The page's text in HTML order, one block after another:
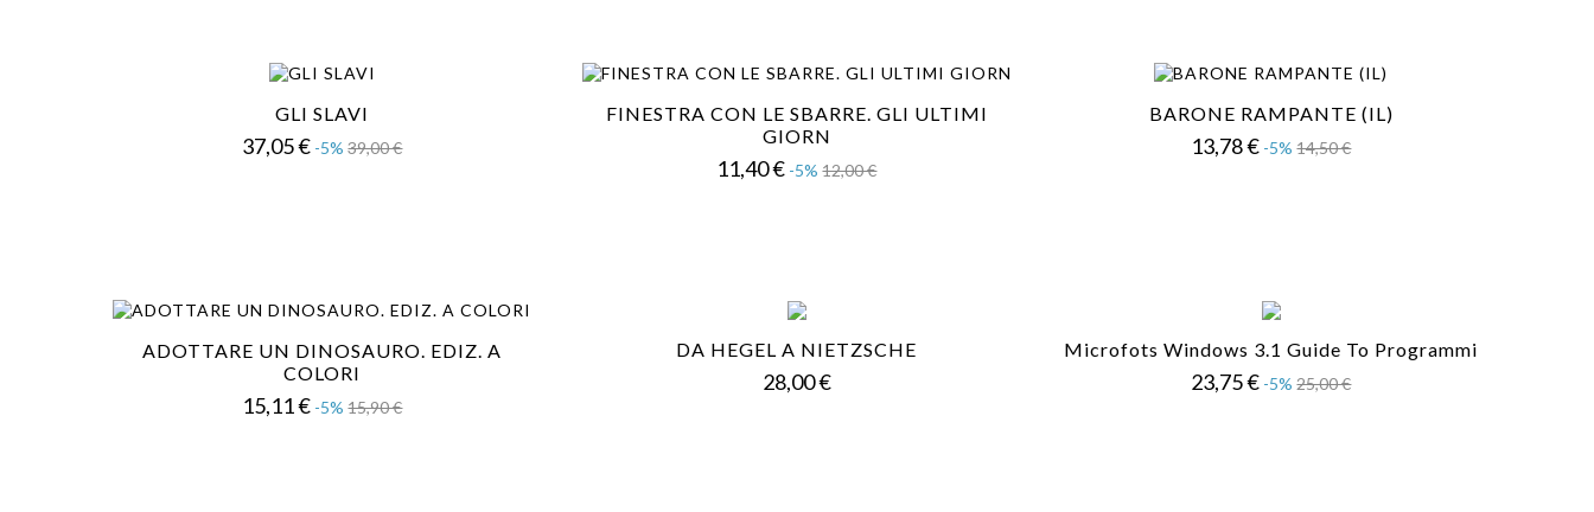
GLI SLAVI
37,05 €Prezzo
-5% 39,00 €Prezzo
FINESTRA CON LE SBARRE. GLI ULTIMI
GIORN
11,40 €Prezzo
-5% 12,00 €Prezzo
BARONE RAMPANTE (IL)
13,78 €Prezzo
-5% 14,50 €Prezzo
ADOTTARE UN DINOSAURO. EDIZ. A
COLORI
15,11 €Prezzo
-5% 15,90 €Prezzo
DA HEGEL A NIETZSCHE
28,00 €Prezzo
Microfots Windows 3.1 Guide To Programmi
23,75 €Prezzo
-5% 25,00 €Prezzo